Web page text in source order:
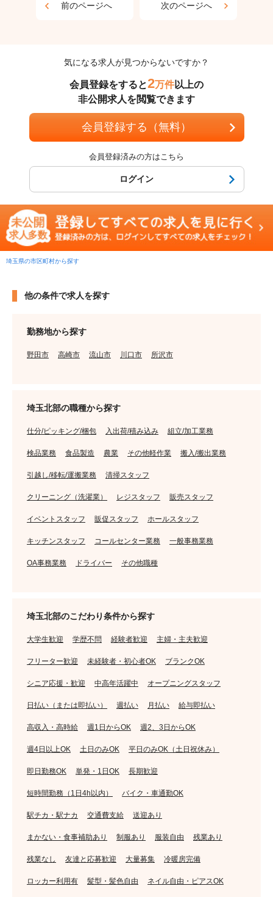
前のページへ 次のページへ
気になる求人が見つからないですか？
会員登録をすると2万件以上の
非公開求人を閲覧できます
会員登録する（無料）
会員登録済みの方はこちら
ログイン
埼玉県の市区町村から探す
他の条件で求人を探す
勤務地から探す
野田市 高崎市 流山市 川口市 所沢市
埼玉北部の職種から探す
仕分/ピッキング/梱包 入出荷/積み込み 組立/加工業務
検品業務 食品製造 農業 その他軽作業 搬入/搬出業務
引越し/移転/運搬業務 清掃スタッフ
クリーニング（洗濯業） レジスタッフ 販売スタッフ
イベントスタッフ 販促スタッフ ホールスタッフ
キッチンスタッフ コールセンター業務 一般事務業務
OA事務業務 ドライバー その他職種
埼玉北部のこだわり条件から探す
大学生歓迎 学歴不問 経験者歓迎 主婦・主夫歓迎
フリーター歓迎 未経験者・初心者OK ブランクOK
シニア応援・歓迎 中高年活躍中 オープニングスタッフ
日払い（または即払い） 週払い 月払い 給与即払い
高収入・高時給 週1日からOK 週2、3日からOK
週4日以上OK 土日のみOK 平日のみOK（土日祝休み）
即日勤務OK 単発・1日OK 長期歓迎
短時間勤務（1日4h以内） バイク・車通勤OK
駅チカ・駅ナカ 交通費支給 送迎あり
まかない・食事補助あり 制服あり 服装自由 残業あり
残業なし 友達と応募歓迎 大量募集 冷暖房完備
ロッカー利用有 髪型・髪色自由 ネイル自由・ピアスOK